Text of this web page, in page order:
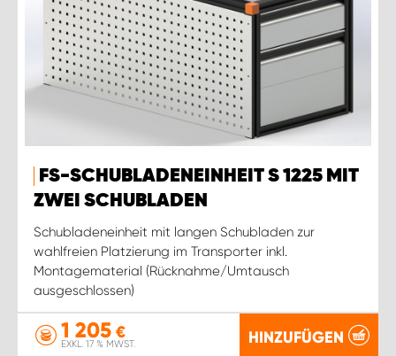
FS-SCHUBLADENEINHEIT S 1225 MIT
ZWEI SCHUBLADEN
Schubladeneinheit mit langen Schubladen zur
wahlfreien Platzierung im Transporter inkl.
Montagematerial (Rücknahme/Umtausch
ausgeschlossen)
1 205 €
EXKL. 17 % MWST. HINZUFÜGEN